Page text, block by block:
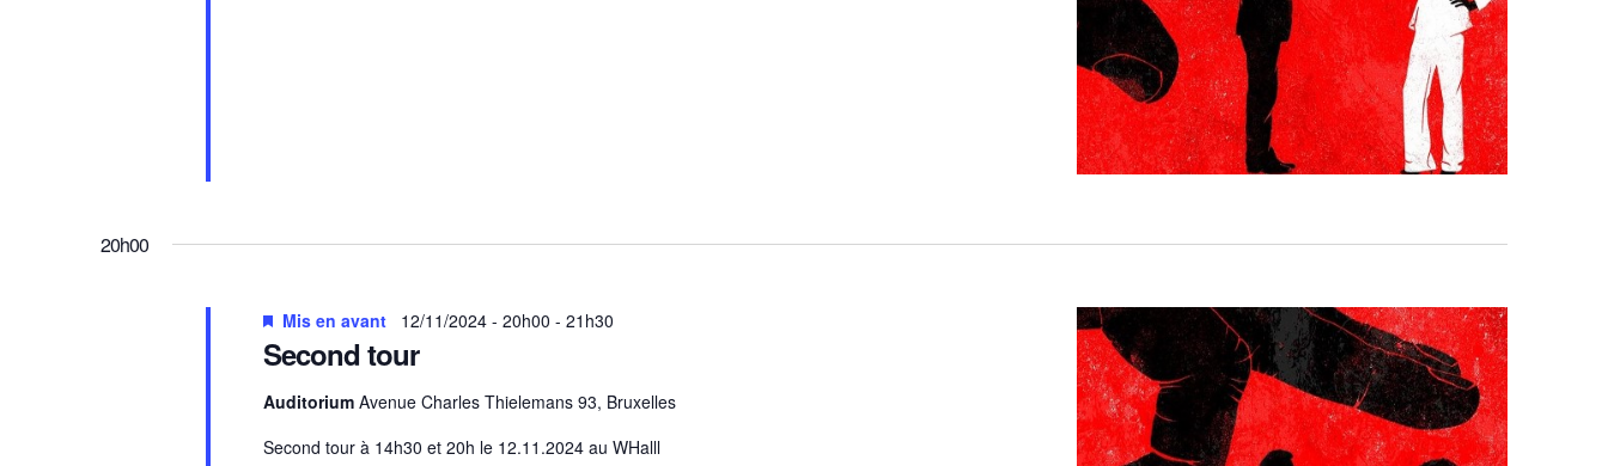
20h00
Second tour
Mis en avant 12/11/2024 - 20h00 - 21h30
Auditorium Avenue Charles Thielemans 93, Bruxelles
Second tour à 14h30 et 20h le 12.11.2024 au WHalll